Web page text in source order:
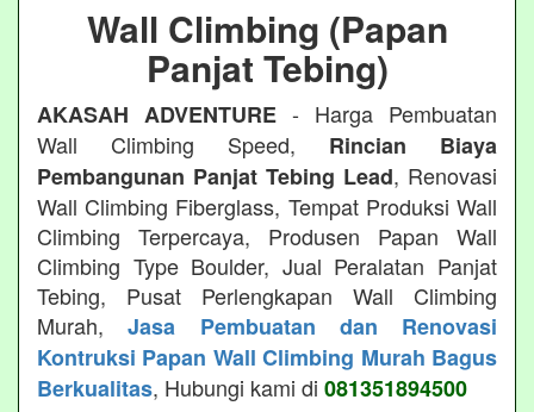
Wall Climbing (Papan
Panjat Tebing)
AKASAH ADVENTURE - Harga Pembuatan
Wall Climbing Speed, Rincian Biaya
Pembangunan Panjat Tebing Lead, Renovasi
Wall Climbing Fiberglass, Tempat Produksi Wall
Climbing Terpercaya, Produsen Papan Wall
Climbing Type Boulder, Jual Peralatan Panjat
Tebing, Pusat Perlengkapan Wall Climbing
Murah,Jasa Pembuatan dan Renovasi
Kontruksi Papan Wall Climbing Murah Bagus
Berkualitas, Hubungi kami di 081351894500